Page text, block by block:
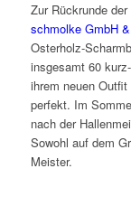
Zur Rückrunde
schmolke GmbH
Osterholz-
insgesamt 60
ihrem neuen
perfekt. Im
nach der
Sowohl auf dem
Meister.